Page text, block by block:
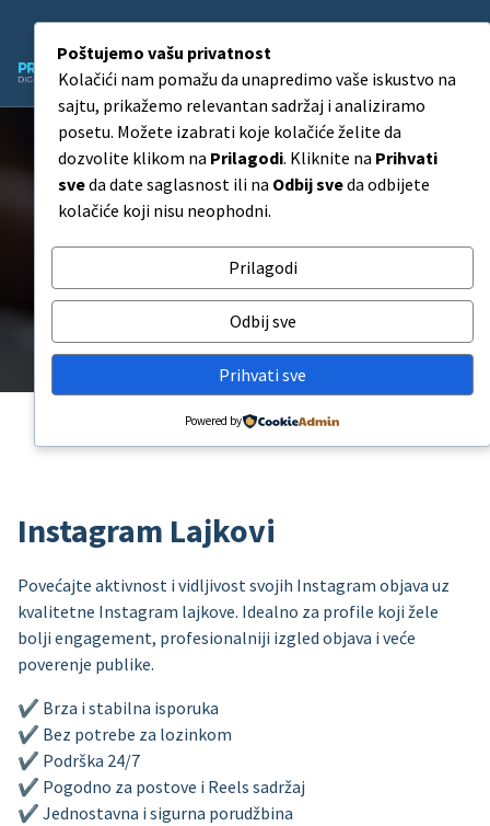
content
Agencija za Digitalni Marketing
Instagram Lajkovi za
Komentare
Instagram Lajkovi za Komentare
Instagram Lajkovi
Povećajte aktivnost i vidljivost svojih Instagram objava uz
kvalitetne Instagram lajkove. Idealno za profile koji žele
bolji engagement, profesionalniji izgled objava i veće
poverenje publike.
✔ Brza i stabilna isporuka
✔ Bez potrebe za lozinkom
✔ Podrška 24/7
✔ Pogodno za postove i Reels sadržaj
✔ Jednostavna i sigurna porudžbina
Poštujemo vašu privatnost
Kolačići nam pomažu da unapredimo vaše iskustvo na
sajtu, prikažemo relevantan sadržaj i analiziramo
posetu. Možete izabrati koje kolačiće želite da
dozvolite klikom na Prilagodi. Kliknite na Prihvati
sveda date saglasnost ili na Odbij sveda odbijete
kolačiće koji nisu neophodni.
Prilagodi
Odbij sve
Prihvati sve
Powered by